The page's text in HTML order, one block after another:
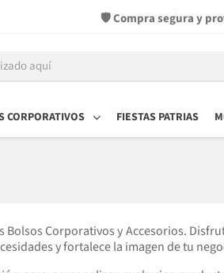
✏️ Muestra digital
CORPORATIVOS FIESTAS PATRIAS
Corporativos y Accesorios.
y fortalece la imagen de tu